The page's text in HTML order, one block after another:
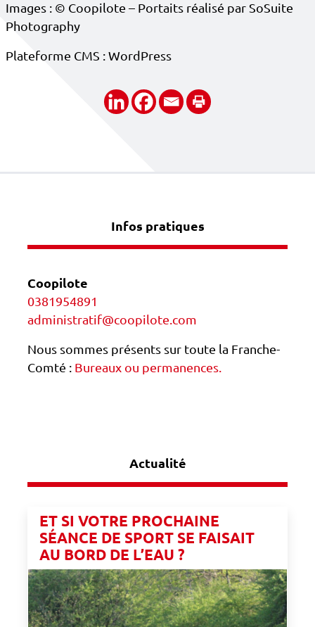
Images : © Coopilote – Portaits réalisé par SoSuite
Photography
Plateforme CMS : WordPress
Infos pratiques
Coopilote
0381954891
administratif@coopilote.com
Nous sommes présents sur toute la Franche-
Comté : Bureaux ou permanences.
Actualité
ET SI VOTRE PROCHAINE
SÉANCE DE SPORT SE FAISAIT
AU BORD DE L’EAU ?